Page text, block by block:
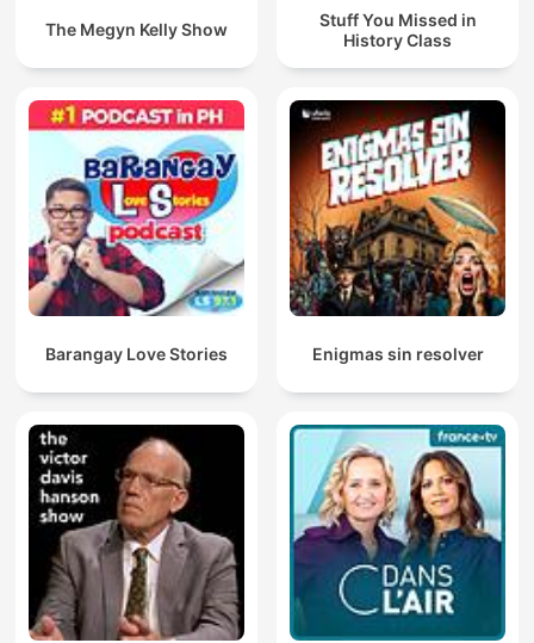
The Megyn Kelly Show
Stuff You Missed in
History Class
Barangay Love Stories Enigmas sin resolver